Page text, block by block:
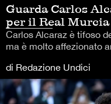
Guarda Carlos
per il Real Murcia
Carlos Alcaraz è tifoso
ma è molto affezionato
di Redazione Undici